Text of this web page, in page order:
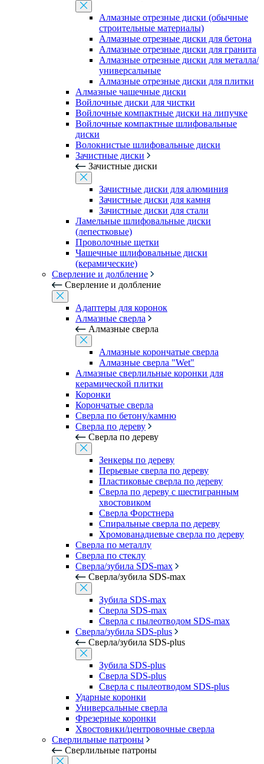
Алмазные отрезные диски (обычные
строительные материалы)
Алмазные отрезные диски для бетона
Алмазные отрезные диски для гранита
Алмазные отрезные диски для металла/
универсальные
Алмазные отрезные диски для плитки
Алмазные чашечные диски
Войлочные диски для чистки
Войлочные компактные диски на липучке
Войлочные компактные шлифовальные
диски
Волокнистые шлифовальные диски
Зачистные диски
Зачистные диски
Зачистные диски для алюминия
Зачистные диски для камня
Зачистные диски для стали
Ламельные шлифовальные диски
(лепестковые)
Проволочные щетки
Чашечные шлифовальные диски
(керамические)
Сверление и долбление
Сверление и долбление
Адаптеры для коронок
Алмазные сверла
Алмазные сверла
Алмазные корончатые сверла
Алмазные сверла "Wet"
Алмазные сверлильные коронки для
керамической плитки
Коронки
Корончатые сверла
Сверла по бетону/камню
Сверла по дереву
Сверла по дереву
Зенкеры по дереву
Перьевые сверла по дереву
Пластиковые сверла по дереву
Сверла по дереву с шестигранным
хвостовиком
Сверла Форстнера
Спиральные сверла по дереву
Хромованадиевые сверла по дереву
Сверла по металлу
Сверла по стеклу
Сверла/зубила SDS-max
Сверла/зубила SDS-max
Зубила SDS-max
Сверла SDS-max
Сверла с пылеотводом SDS-max
Сверла/зубила SDS-plus
Сверла/зубила SDS-plus
Зубила SDS-plus
Сверла SDS-plus
Сверла с пылеотводом SDS-plus
Ударные коронки
Универсальные сверла
Фрезерные коронки
Хвостовики/центровочные сверла
Сверлильные патроны
Сверлильные патроны